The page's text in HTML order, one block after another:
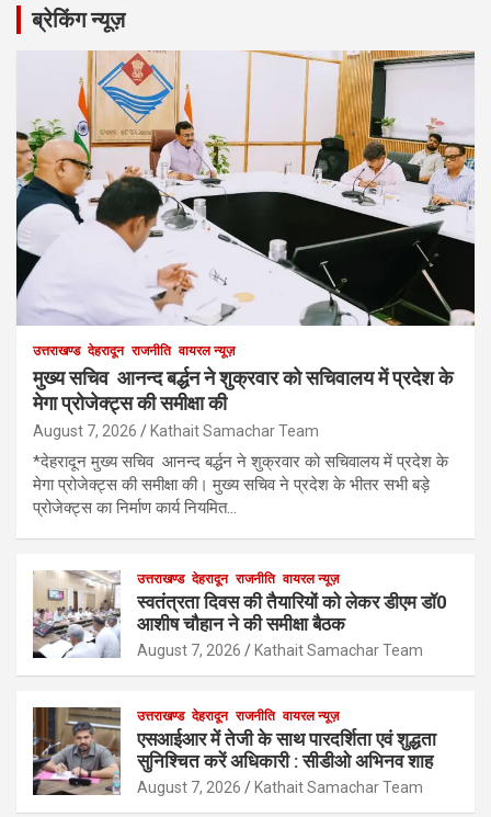
ब्रेकिंग न्यूज़
उत्तराखण्ड देहरादून राजनीति वायरल न्यूज़
मुख्य सचिव आनन्द बर्द्धन ने शुक्रवार को सचिवालय में प्रदेश के
मेगा प्रोजेक्ट्स की समीक्षा की
August 7, 2026 Kathait Samachar Team
*देहरादून मुख्य सचिव आनन्द बर्द्धन ने शुक्रवार को सचिवालय में प्रदेश के
मेगा प्रोजेक्ट्स की समीक्षा की। मुख्य सचिव ने प्रदेश के भीतर सभी बड़े
प्रोजेक्ट्स का निर्माण कार्य नियमित…
उत्तराखण्ड देहरादून राजनीति वायरल न्यूज़
स्वतंत्रता दिवस की तैयारियों को लेकर डीएम डॉ0
आशीष चौहान ने की समीक्षा बैठक
August 7, 2026 Kathait Samachar Team
उत्तराखण्ड देहरादून राजनीति वायरल न्यूज़
एसआईआर में तेजी के साथ पारदर्शिता एवं शुद्धता
सुनिश्चित करें अधिकारी : सीडीओ अभिनव शाह
August 7, 2026 Kathait Samachar Team